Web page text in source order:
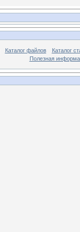
Каталог файлов
Каталог
Полезная